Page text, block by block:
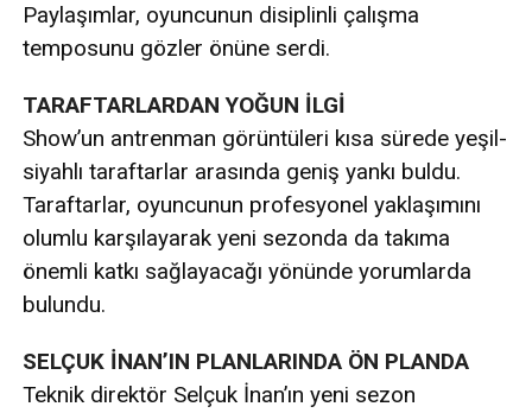
Paylaşımlar, oyuncunun disiplinli çalışma
temposunu gözler önüne serdi.
TARAFTARLARDAN YOĞUN İLGİ
Show’un antrenman görüntüleri kısa sürede yeşil-
siyahlı taraftarlar arasında geniş yankı buldu.
Taraftarlar, oyuncunun profesyonel yaklaşımını
olumlu karşılayarak yeni sezonda da takıma
önemli katkı sağlayacağı yönünde yorumlarda
bulundu.
SELÇUK İNAN’IN PLANLARINDA ÖN PLANDA
Teknik direktör Selçuk İnan’ın yeni sezon